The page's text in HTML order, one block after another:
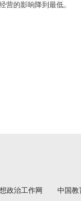
营的影响降到最低。
政治工作网
中国教